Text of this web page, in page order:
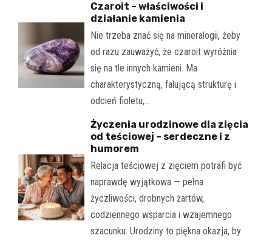
Czaroit – właściwości i
działanie kamienia
Nie trzeba znać się na mineralogii, żeby
od razu zauważyć, że czaroit wyróżnia
się na tle innych kamieni. Ma
charakterystyczną, falującą strukturę i
odcień fioletu,…
Życzenia urodzinowe dla zięcia
od teściowej – serdeczne i z
humorem
Relacja teściowej z zięciem potrafi być
naprawdę wyjątkowa — pełna
życzliwości, drobnych żartów,
codziennego wsparcia i wzajemnego
szacunku. Urodziny to piękna okazja, by